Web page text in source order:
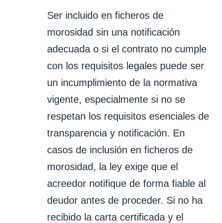
Ser incluido en ficheros de
morosidad sin una notificación
adecuada o si el contrato no cumple
con los requisitos legales puede ser
un incumplimiento de la normativa
vigente, especialmente si no se
respetan los requisitos esenciales de
transparencia y notificación. En
casos de inclusión en ficheros de
morosidad, la ley exige que el
acreedor notifique de forma fiable al
deudor antes de proceder. Si no ha
recibido la carta certificada y el